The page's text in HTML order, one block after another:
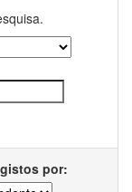
por: